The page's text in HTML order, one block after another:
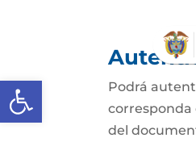
Abrir barra de herramientas
Podrá
corresponda
del